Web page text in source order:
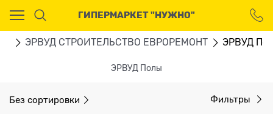
ГИПЕРМАРКЕТ "НУЖНО"
ЭРВУД СТРОИТЕЛЬСТВО ЕВРОРЕМОНТ ЭРВУД
ЭРВУД Полы
Без сортировки Фильтры
Ваш город - Москва,
угадали?
ДА НЕТ